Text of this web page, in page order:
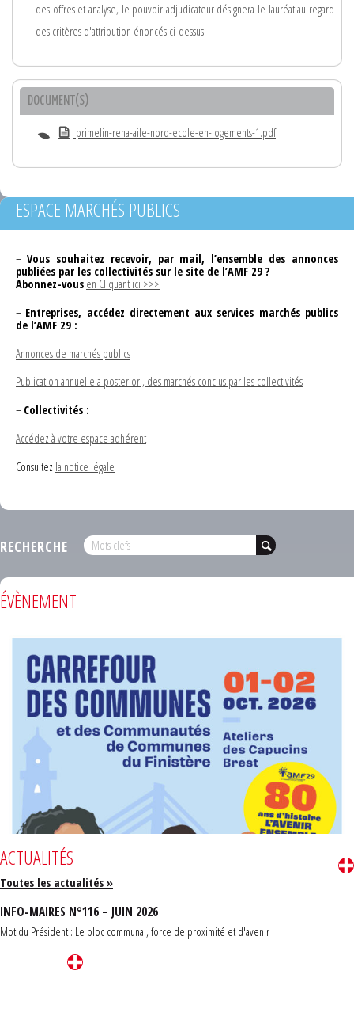
des offres et analyse, le pouvoir adjudicateur désignera le lauréat au regard
des critères d'attribution énoncés ci-dessus.
DOCUMENT(S)
primelin-reha-aile-nord-ecole-en-logements-1.pdf
ESPACE MARCHÉS PUBLICS
– Vous souhaitez recevoir, par mail, l’ensemble des annonces
publiées par les collectivités sur le site de l’AMF 29 ?
Abonnez-vous en Cliquant ici >>>
– Entreprises, accédez directement aux services marchés publics
de l’AMF 29 :
Annonces de marchés publics
Publication annuelle a posteriori, des marchés conclus par les collectivités
– Collectivités :
Accédez à votre espace adhérent
Consultez la notice légale
RECHERCHE
ÉVÈNEMENT
ACTUALITÉS
Toutes les actualités »
INFO-MAIRES N°116 – JUIN 2026
Mot du Président : Le bloc communal, force de proximité et d'avenir